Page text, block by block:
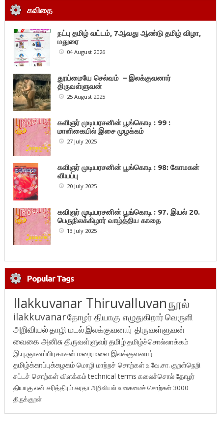
கவிதை
நட்பு தமிழ் வட்டம், 7ஆவது ஆண்டு தமிழ் விழா,
மதுரை
04 August 2026
தூய்மையே செல்வம் – இலக்குவனார்
திருவள்ளுவன்
25 August 2025
கவிஞர் முடியரசனின் பூங்கொடி : 99 :
மாளிகையில் இசை முழக்கம்
27 July 2025
கவிஞர் முடியரசனின் பூங்கொடி : 98: கோமகன்
வியப்பு
20 July 2025
கவிஞர் முடியரசனின் பூங்கொடி : 97. இயல் 20.
பெருநிலக்கிழார் வாழ்த்திய காதை
13 July 2025
Popular Tags
Ilakkuvanar Thiruvalluvanநூல்
ilakkuvanarதோழர் தியாகு எழுதுகிறார்வெருளி
அறிவியல்தாழி மடல்இலக்குவனார் திருவள்ளுவன்
வைகை அனிசுதிருவள்ளுவர்தமிழ்தமிழ்ச்சொல்லாக்கம்
இ.பு.ஞானப்பிரகாசன் மறைமலை இலக்குவனார்
தமிழ்க்காப்புக்கழகம் மொழி மாற்றச் சொற்கள்உ.வே.சா. குறள்நெறி
சட்டச் சொற்கள் விளக்கம்technical terms கலைச்சொல்தோழர்
தியாகுஎன் சரித்திரம்சுரதாஅறிவியல் வகைமைச் சொற்கள் 3000
திருக்குறள்